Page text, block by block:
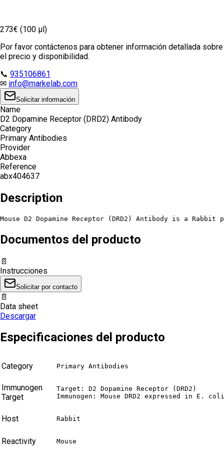
273€ (100 µl)
Por favor contáctenos para obtener información detallada sobre
el precio y disponibilidad.
📞 935106861
✉ info@markelab.com
Solicitar información
Name
D2 Dopamine Receptor (DRD2) Antibody
Category
Primary Antibodies
Provider
Abbexa
Reference
abx404637
Description
Mouse D2 Dopamine Receptor (DRD2) Antibody is a
Documentos del producto
📄
Instrucciones
Solicitar por contacto
📄
Data sheet
Descargar
Especificaciones del producto
Category Primary Antibodies
Immunogen
Target
Target: D2 Dopamine Receptor (DRD2)
Immunogen: Mouse DRD2 expressed in E.
Host Rabbit
Reactivity Mouse